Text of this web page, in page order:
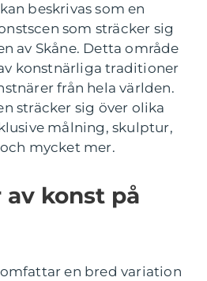
beskrivas som en
som sträcker sig
av Skåne. Detta område
konstnärliga traditioner
från hela världen.
sträcker sig över olika
målning, skulptur,
mycket mer.
konst på
en bred variation